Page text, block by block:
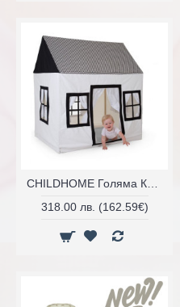
318.00 лв. (162.59€)